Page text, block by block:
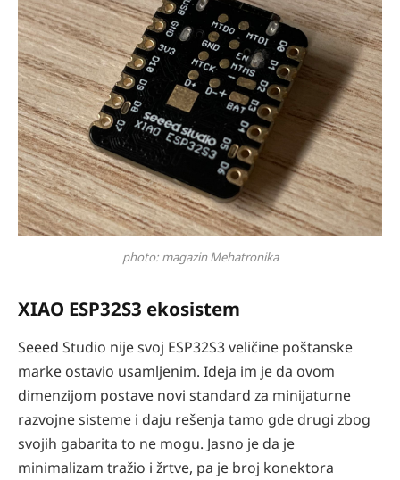
photo: magazin Mehatronika
XIAO ESP32S3 ekosistem
Seeed Studio nije svoj ESP32S3 veličine poštanske
marke ostavio usamljenim. Ideja im je da ovom
dimenzijom postave novi standard za minijaturne
razvojne sisteme i daju rešenja tamo gde drugi zbog
svojih gabarita to ne mogu. Jasno je da je
minimalizam tražio i žrtve, pa je broj konektora